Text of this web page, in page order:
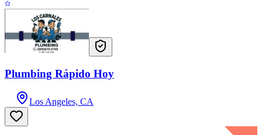
Plumbing Rápido Hoy
Los Angeles, CA